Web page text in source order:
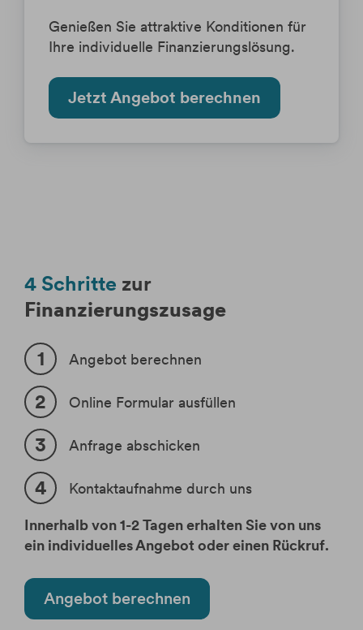
Genießen Sie attraktive Konditionen für
Ihre individuelle Finanzierungslösung.
Jetzt Angebot berechnen
4 Schritte zur
Finanzierungszusage
Angebot berechnen
Online Formular ausfüllen
Anfrage abschicken
Kontaktaufnahme durch uns
Innerhalb von 1-2 Tagen erhalten Sie von uns
ein individuelles Angebot oder einen Rückruf.
Angebot berechnen